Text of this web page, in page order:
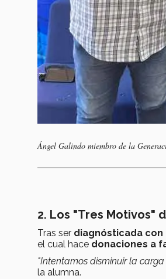
Ángel Galindo miembro de la
2. Los "Tres Motivos"
Tras ser diagnósticada con
el cual hace donaciones a
"Intentamos disminuir la
la alumna.